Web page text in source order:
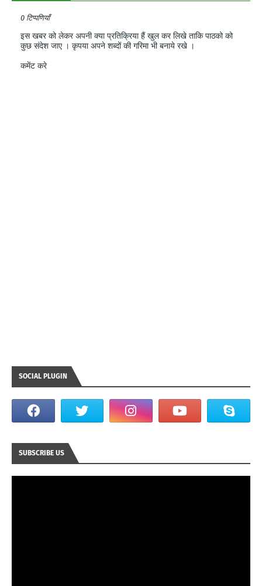
0 टिप्पणियाँ
इस खबर को लेकर अपनी क्या प्रतिक्रिया हैं खुल कर लिखे ताकि पाठको को
कुछ संदेश जाए । कृपया अपने शब्दों की गरिमा भी बनाये रखे ।
कमेंट करे
SOCIAL PLUGIN
SUBSCRIBE US